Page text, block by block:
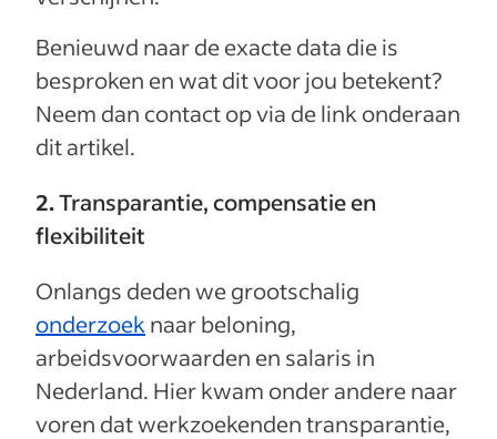
Benieuwd naar de exacte data die is
besproken en wat dit voor jou betekent?
Neem dan contact op via de link onderaan
dit artikel.
2.Transparantie, compensatie en
flexibiliteit
Onlangs deden we grootschalig
onderzoek naar beloning,
arbeidsvoorwaarden en salaris in
Nederland. Hier kwam onder andere naar
voren dat werkzoekenden transparantie,